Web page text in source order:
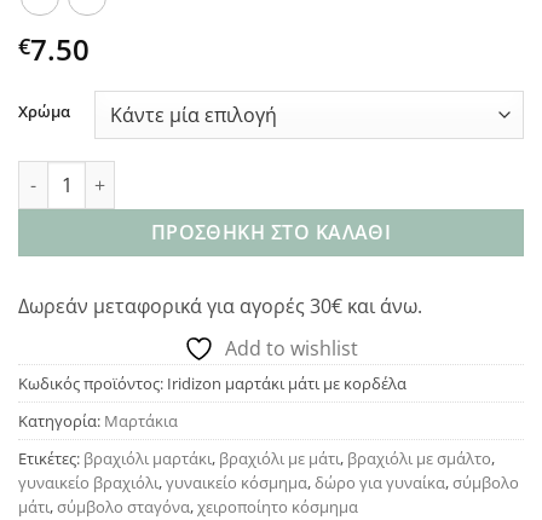
€7.50
Χρώμα
Iridizon μαρτάκι μάτι με κορδέλα ποσότητα
ΠΡΟΣΘΉΚΗ ΣΤΟ ΚΑΛΆΘΙ
Δωρεάν μεταφορικά για αγορές 30€ και άνω.
Add to wishlist
Κωδικός προϊόντος: Iridizon μαρτάκι μάτι με κορδέλα
Κατηγορία: Μαρτάκια
Ετικέτες: βραχιόλι μαρτάκι, βραχιόλι με μάτι, βραχιόλι με σμάλτο,
γυναικείο βραχιόλι,γυναικείο κόσμημα,δώρο για γυναίκα,σύμβολο
μάτι,σύμβολο σταγόνα,χειροποίητο κόσμημα